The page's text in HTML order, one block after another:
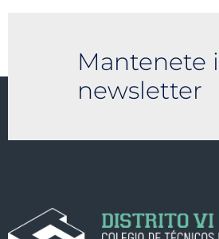
Mantenete
newsletter